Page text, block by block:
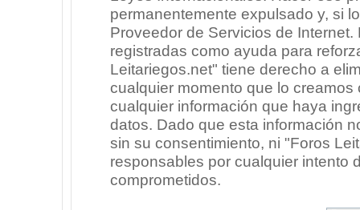
permanentemente expulsado y, si
Proveedor de Servicios de
registradas como ayuda para
Leitariegos.net" tiene derecho a
cualquier momento que lo
cualquier información que haya
datos. Dado que esta información
sin su consentimiento, ni "Foros
responsables por cualquier intento
comprometidos.